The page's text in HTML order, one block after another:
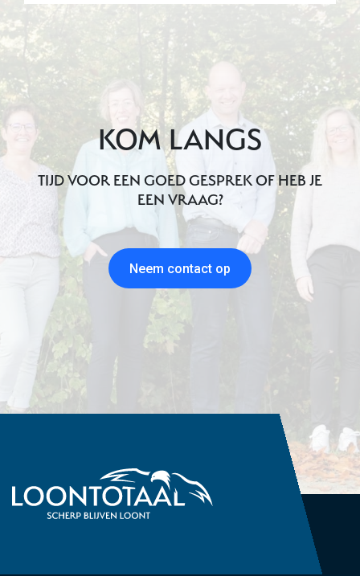
KOM LANGS
TIJD VOOR EEN GOED GESPREK OF HEB JE
EEN VRAAG?
Neem contact op